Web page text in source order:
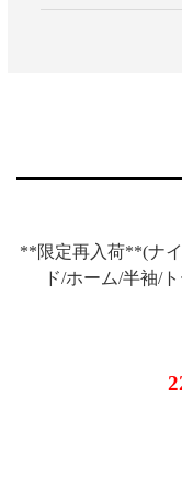
**限定再入荷**(ナ
ド/ホーム/半袖/